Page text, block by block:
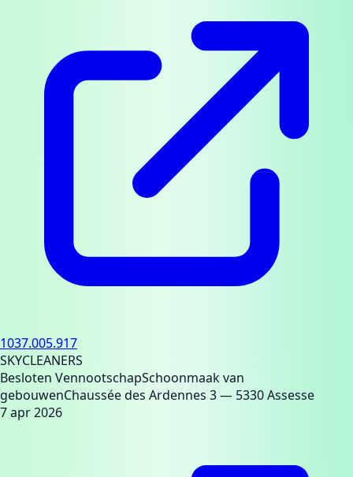
1037.005.917
SKYCLEANERS
Besloten VennootschapSchoonmaak van
gebouwenChaussée des Ardennes 3— 5330 Assesse
7 apr 2026